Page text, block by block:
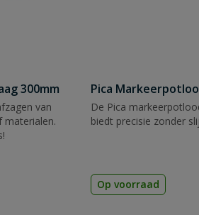
300mm
van
materialen.
Pica
De Pica
biedt precisie zonder
Op voorraad